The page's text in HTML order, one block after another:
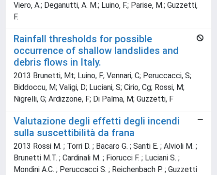
Viero, A.; Deganutti, A. M.; Luino, F.; Parise, M.; Guzzetti,
F.
Rainfall thresholds for possible
occurrence of shallow landslides and
debris flows in Italy.
2013 Brunetti, Mt; Luino, F; Vennari, C; Peruccacci, S;
Biddoccu, M; Valigi, D; Luciani, S; Cirio, Cg; Rossi, M;
Nigrelli, G; Ardizzone, F; Di Palma, M; Guzzetti, F
Valutazione degli effetti degli incendi
sulla suscettibilità da frana
2013 Rossi M. ; Torri D. ; Bacaro G. ; Santi E. ; Alvioli M. ;
Brunetti M.T. ; Cardinali M. ; Fiorucci F. ; Luciani S. ;
Mondini A.C. ; Peruccacci S. ; Reichenbach P. ; Guzzetti